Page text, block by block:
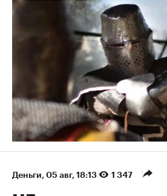
Деньги 05 авг, 18:13 1 347